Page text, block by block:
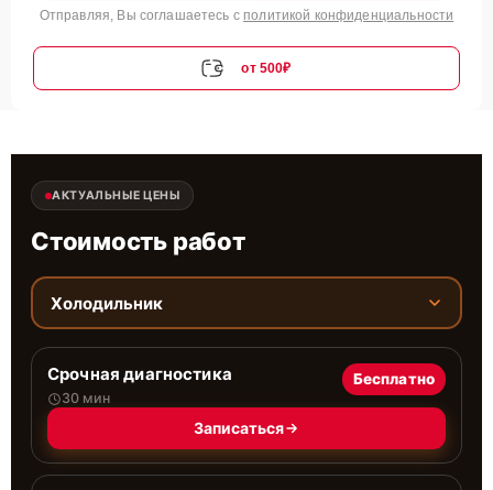
Отправляя, Вы соглашаетесь с политикой конфиденциальности
от 500₽
АКТУАЛЬНЫЕ ЦЕНЫ
Стоимость работ
Холодильник
Срочная диагностика
30 мин
Бесплатно
Записаться